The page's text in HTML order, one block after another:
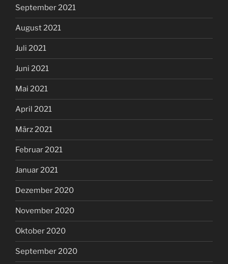
September 2021
August 2021
Juli 2021
Juni 2021
Mai 2021
April 2021
März 2021
Februar 2021
Januar 2021
Dezember 2020
November 2020
Oktober 2020
September 2020